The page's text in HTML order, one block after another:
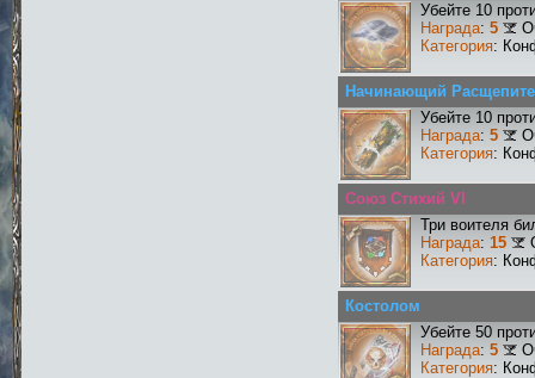
Убейте 10
Награда: 5
Категория:
Начинающий
Убейте 10
Награда: 5
Категория:
Союз Стихий VI
Три воителя
Награда: 15
Категория:
Костолом
Убейте 50
Награда: 5
Категория: